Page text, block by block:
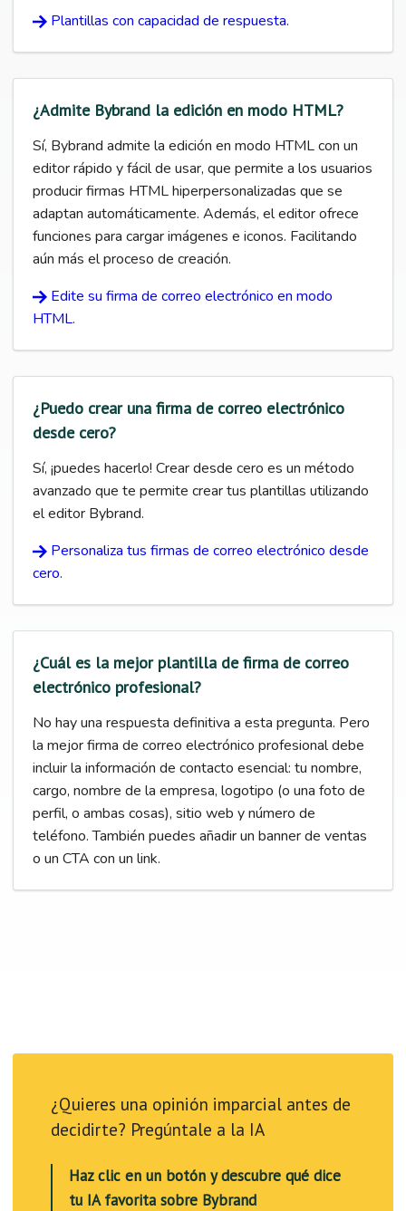
Plantillas con capacidad de respuesta.
¿Admite Bybrand la edición en modo HTML?
Sí, Bybrand admite la edición en modo HTML con un
editor rápido y fácil de usar, que permite a los usuarios
producir firmas HTML hiperpersonalizadas que se
adaptan automáticamente. Además, el editor ofrece
funciones para cargar imágenes e iconos. Facilitando
aún más el proceso de creación.
Edite su firma de correo electrónico en modo
HTML.
¿Puedo crear una firma de correo electrónico
desde cero?
Sí, ¡puedes hacerlo! Crear desde cero es un método
avanzado que te permite crear tus plantillas utilizando
el editor Bybrand.
Personaliza tus firmas de correo electrónico desde
cero.
¿Cuál es la mejor plantilla de firma de correo
electrónico profesional?
No hay una respuesta definitiva a esta pregunta. Pero
la mejor firma de correo electrónico profesional debe
incluir la información de contacto esencial: tu nombre,
cargo, nombre de la empresa, logotipo (o una foto de
perfil, o ambas cosas), sitio web y número de
teléfono. También puedes añadir un banner de ventas
o un CTA con un link.
¿Quieres una opinión imparcial antes de
decidirte? Pregúntale a la IA
Haz clic en un botón y descubre qué dice
tu IA favorita sobre Bybrand